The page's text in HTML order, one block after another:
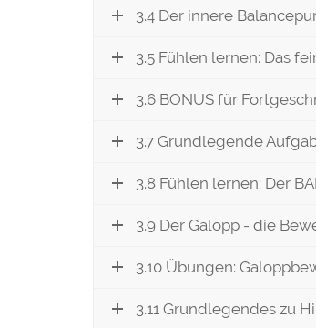
3.4 Der innere
3.5 Fühlen lernen: Das
3.6 BONUS für
3.7 Grundlegende
3.8 Fühlen lernen: Der
3.9 Der Galopp - die
3.10 Übungen:
3.11 Grundlegendes zu